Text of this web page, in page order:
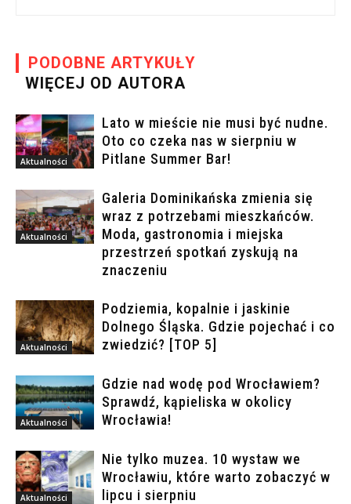
PODOBNE ARTYKUŁY
WIĘCEJ OD AUTORA
Aktualności
Lato w mieście nie musi być nudne.
Oto co czeka nas w sierpniu w
Pitlane Summer Bar!
Aktualności
Galeria Dominikańska zmienia się
wraz z potrzebami mieszkańców.
Moda, gastronomia i miejska
przestrzeń spotkań zyskują na
znaczeniu
Aktualności
Podziemia, kopalnie i jaskinie
Dolnego Śląska. Gdzie pojechać i co
zwiedzić? [TOP 5]
Aktualności
Gdzie nad wodę pod Wrocławiem?
Sprawdź, kąpieliska w okolicy
Wrocławia!
Aktualności
Nie tylko muzea. 10 wystaw we
Wrocławiu, które warto zobaczyć w
lipcu i sierpniu